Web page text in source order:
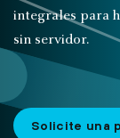
integrales para
sin servidor.
Solicite una